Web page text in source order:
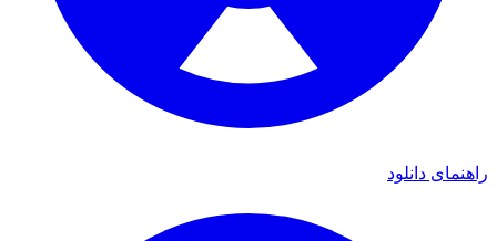
راهنمای دانلود